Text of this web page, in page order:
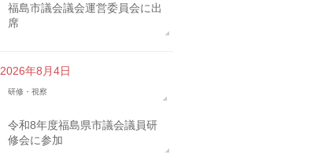
福島市議会議会運営委員会に出
席
2026年8月4日
研修・視察
令和8年度福島県市議会議員研
修会に参加